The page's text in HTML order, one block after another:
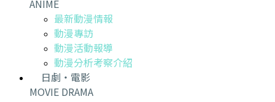
ANIME
最新動漫情報
動漫專訪
動漫活動報導
動漫分析考察介紹
日劇・電影
MOVIE DRAMA